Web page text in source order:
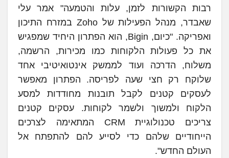
רבות הקשורות לזמן, עלות והטמעה" אמר עלי
שאבדר, מנהל הפעילות של Zoho במזרח התיכון
ואפריקה. "כיום, Bigin, הוא הפתרון היחיד שמפגיש
את כל פעולות הלקוחות כמו מכירות, הרשמה,
משלוח, הדרכה ועוד לממשק אינטואיטיבי אחד
שלוקח רק חצי שעה לפריסה. הפתרון מאפשר
לעסקים קטנים לקבל תובנות מחודדות למסע
הלקוח ולמשוך ולשמר לקוחות. עסקים קטנים
צריכים טכנולוגיית CRM המתאימה לצרכים
הייחודיים שלהם כדי לסייע להם להתפתח אל
העולם החדש".